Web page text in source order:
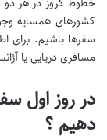
کشورهای همسایه
سفرها باشیم. برای
مسافری دریایی یا
در روز اول
دهیم ؟